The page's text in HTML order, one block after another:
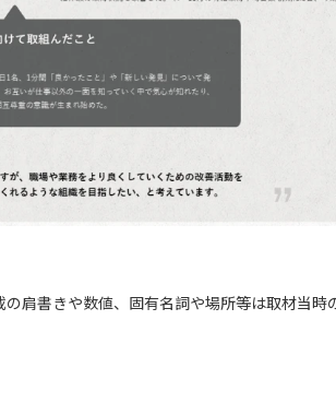
肩書きや数値、固有名詞や場所等は取材当時